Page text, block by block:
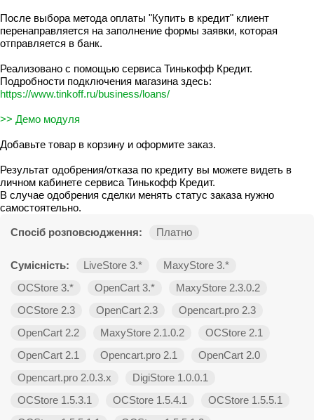
После выбора метода оплаты "Купить в кредит" клиент
перенаправляется на заполнение формы заявки, которая
отправляется в банк.
Реализовано с помощью сервиса Тинькофф Кредит.
Подробности подключения магазина здесь:
https://www.tinkoff.ru/business/loans/
>> Демо модуля
Добавьте товар в корзину и оформите заказ.
Результат одобрения/отказа по кредиту вы можете видеть в
личном кабинете сервиса Тинькофф Кредит.
В случае одобрения сделки менять статус заказа нужно
самостоятельно.
Спосіб розповсюдження: Платно
Сумісність: LiveStore 3.*
MaxyStore 3.*
OCStore 3.*
OpenCart 3.*
MaxyStore 2.3.0.2
OCStore 2.3
OpenCart 2.3
Opencart.pro 2.3
OpenCart 2.2
MaxyStore 2.1.0.2
OCStore 2.1
OpenCart 2.1
Opencart.pro 2.1
OpenCart 2.0
Opencart.pro 2.0.3.х
DigiStore 1.0.0.1
OCStore 1.5.3.1
OCStore 1.5.4.1
OCStore 1.5.5.1